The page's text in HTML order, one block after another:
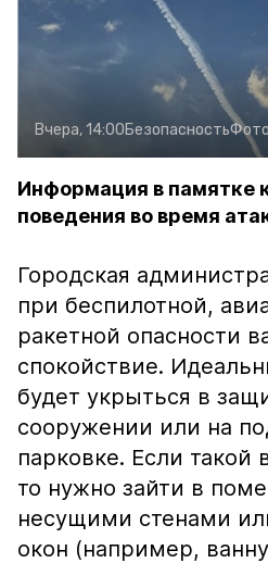
Вчера, 14:00Безопасность
Информация в памятке
поведения во время
Городская
при беспилотной,
ракетной опасности
спокойствие.
будет укрыться в
сооружении или на
парковке. Если такой
то нужно зайти в
несущими стенами
окон (например,